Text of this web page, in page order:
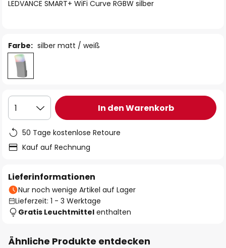
LEDVANCE SMART+ WiFi Curve RGBW silber
Farbe: silber matt / weiß
1 In den Warenkorb
50 Tage kostenlose Retoure
Kauf auf Rechnung
Lieferinformationen
Nur noch wenige Artikel auf Lager
Lieferzeit: 1 - 3 Werktage
Gratis Leuchtmittel enthalten
Ähnliche Produkte entdecken